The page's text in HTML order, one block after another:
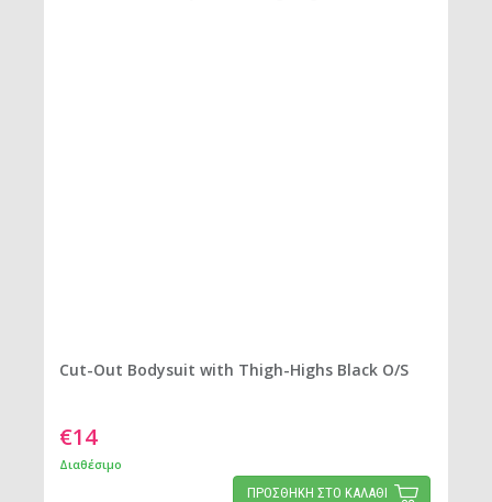
Cut-Out Bodysuit with Thigh-Highs Black O/S
€14
Διαθέσιμο
ΠΡΟΣΘΗΚΗ ΣΤΟ ΚΑΛΑΘΙ